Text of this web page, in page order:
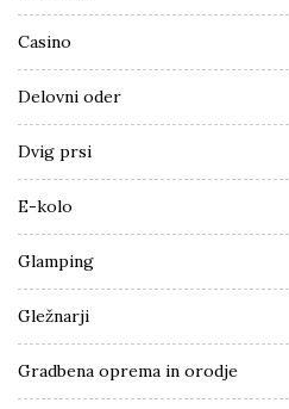
Casino
Delovni oder
Dvig prsi
E-kolo
Glamping
Gležnarji
Gradbena oprema in orodje